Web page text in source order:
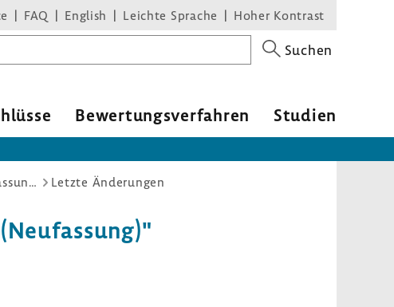
FAQ English Leichte Sprache Hoher Kontrast
Suchen
Bewer­tungs­ver­fahren Studien
Arbeitsunfähigkeits-Richtlinien (Neufassung) Letzte Änderungen